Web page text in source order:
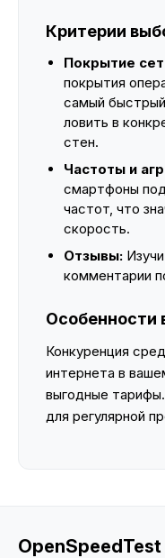
Критерии
Покрытие
покрытия
самый
ловить в
стен.
Частоты и
смартфоны
частот, что
скорость.
Отзывы:
комментарии
Особенности
Конкуренция
интернета в
выгодные
для регулярной
OpenSpeedTest